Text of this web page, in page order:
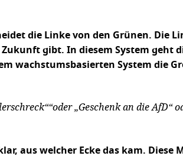
die Linke von den Grünen. Die
gibt. In diesem System geht
wachstumsbasierten System die
„Geschenk an die AfD“
aus welcher Ecke das kam. Diese